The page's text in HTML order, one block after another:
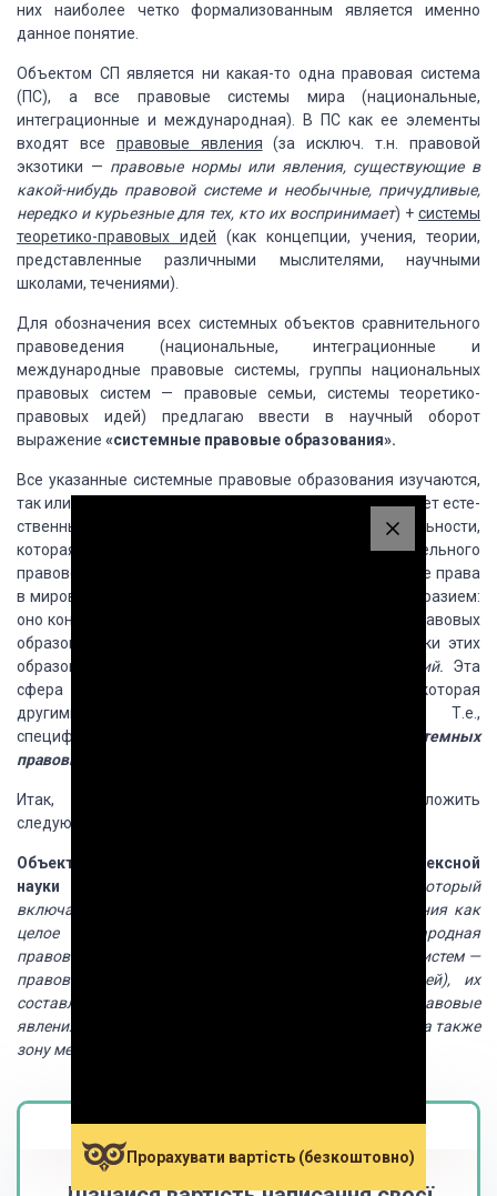
них наиболее четко формализованным явля­ется именно
данное понятие.
Объектом СП является ни какая-то одна правовая система
(ПС), а все правовые системы мира (нацио­нальные,
интеграционные и международная). В ПС как ее элементы
входят все правовые явления (за исключ.
т.н. правовой
экзотики — правовые нормы илияв­ления, существующие в
какой-нибудь правовой системе и необычные, причудливые,
нередко и курьезные для тех, кто их воспринимает) + системы
теоретико-правовых идей (как концепции, учения, теории,
представленные различны­ми мыслителями, научными
школами, тече­ниями).
Для обозначения всех системных объек­тов сравнительного
правоведения (нацио­нальные, интеграционные и
международные правовые системы, группы национальных
правовых систем — правовые семьи, системы теоретико-
правовых идей) предлагаю ввести в научный оборот
выражение «системные правовые образования».
Все указанные системные правовые об­разования изучаются,
так или иначе, и другими правовыми науками. Возникает есте­
ственный вопрос:
есть ли такая сфера право­вой реальности,
которая выступает объектом только сравнительного
правоведения, т.е. его
Бытие права
в мировом масштабе от­личается пестротой и многообразием:
оно конструируется
не только из разных систем­ных правовых
образований, но и из процес­сов, выходящих
за рамки этих
образований, и
связей и отношений. Эта
сфера может быть названа межсистемной зо­ной, которая
другими правовыми науками не изучается. Т.е.,
специфическим объектом СП является
межсистемных
правовых связей и отношений.
Итак, все вышеизложенное позволяет предложить
следующее определение.
Объ­ект сравнительного
правоведения как комплексной
науки
право­вой реальности, который
включает в себя все правовые системные образованиякак
целое (национальные, интеграционные, междуна­родная
правовые системы, группы
национальных правовых систем —
правовые семьи, системы теоретико-правовых идей),их
состав­ляющие (отрасли, институты, нормы и другие правовые
явления, правовые
проблемы) как части этого целого, а также
зону межсистемных правовых связей и отношений.
Magistr.ua
Прорахувати вартість (безкоштовно)